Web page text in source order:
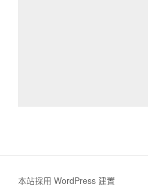
本站採用 WordPress 建置